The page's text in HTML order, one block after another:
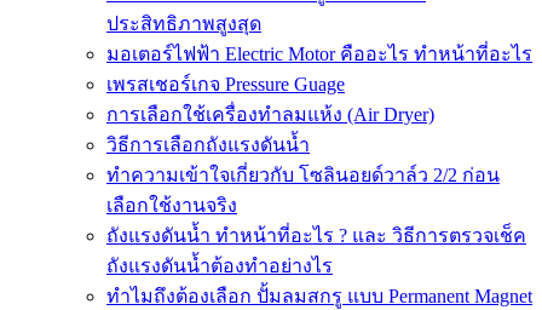
ประสิทธิภาพสูงสุด
มอเตอร์ไฟฟ้า Electric Motor คืออะไร ทำหน้าที่อะไร
เพรสเชอร์เกจ Pressure Guage
การเลือกใช้เครื่องทำลมแห้ง (Air Dryer)
วิธีการเลือกถังแรงดันน้ำ
ทำความเข้าใจเกี่ยวกับ โซลินอยด์วาล์ว 2/2 ก่อน
เลือกใช้งานจริง
ถังแรงดันน้ำ ทำหน้าที่อะไร ? และ วิธีการตรวจเช็ค
ถังแรงดันน้ำต้องทำอย่างไร
ทำไมถึงต้องเลือก ปั้มลมสกรู แบบ Permanent Magnet